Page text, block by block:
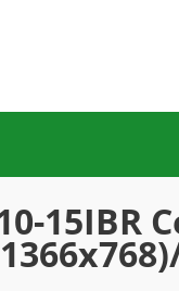
15IBR